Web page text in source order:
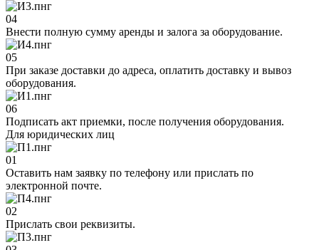
04
Внести полную сумму аренды и залога за оборудование.
05
При заказе доставки до адреса, оплатить доставку и вывоз
оборудования.
06
Подписать акт приемки, после получения оборудования.
Для юридических лиц
01
Оставить нам заявку по телефону или прислать по
электронной почте.
02
Прислать свои реквизиты.